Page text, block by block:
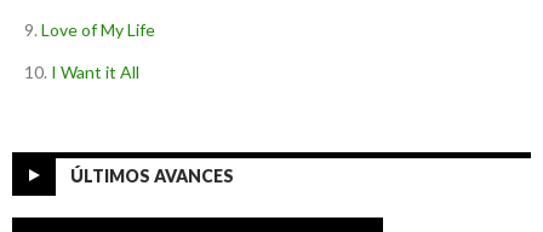
Love of My Life
I Want it All
ÚLTIMOS AVANCES